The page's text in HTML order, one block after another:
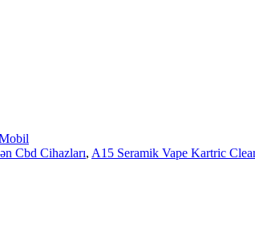
Cbd Cihazları, A15 Seramik Vape Kartric